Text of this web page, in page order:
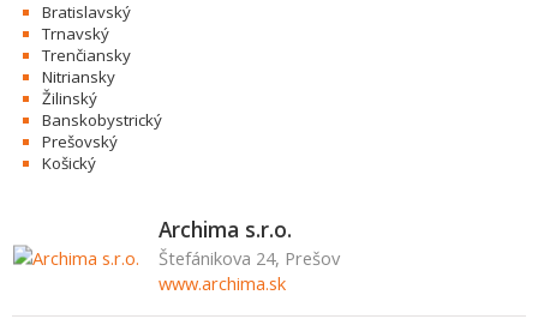
Bratislavský
Trnavský
Trenčiansky
Nitriansky
Žilinský
Banskobystrický
Prešovský
Košický
Archima s.r.o.
Štefánikova 24, Prešov
www.archima.sk